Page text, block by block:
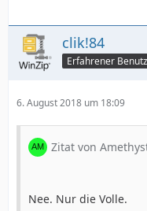
clik!84
Erfahrener
6. August 2018 um 18:09
Zitat von
Nee. Nur die Volle.